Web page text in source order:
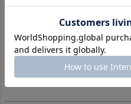
ハイドロフラスク トラベルボト
ル ウィズ フレックスストロー
32oz 946ml Hydro Flask
TRAVEL BOTTLE WITH WIDE
-（0 件）
7,260 税込
在庫を見る